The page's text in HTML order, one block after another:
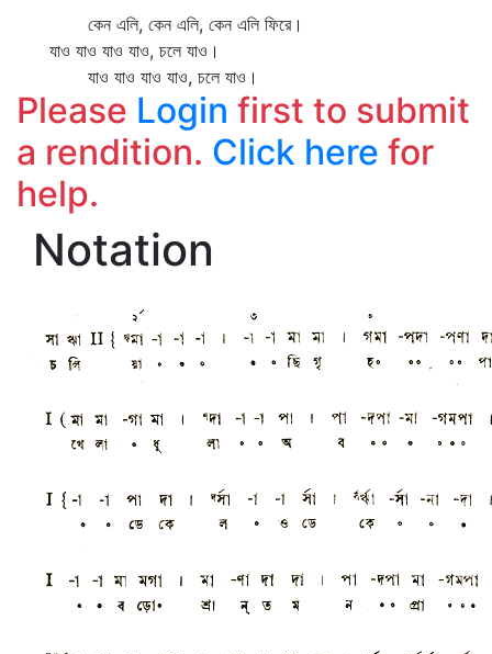
কেন এলি, কেন এলি, কেন এলি ফিরে।
যাও যাও যাও যাও, চলে যাও।
যাও যাও যাও যাও, চলে যাও।
Please Login first to submit
a rendition. Click here for
help.
Notation